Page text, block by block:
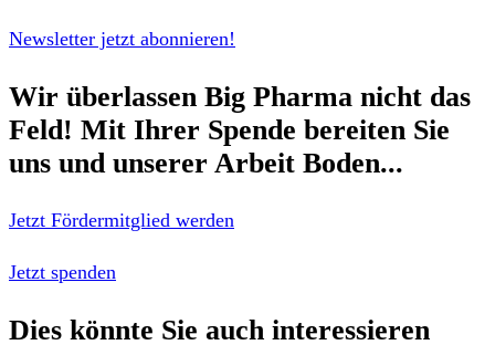
Newsletter jetzt abonnieren!
Wir überlassen Big Pharma nicht das
Feld! Mit Ihrer Spende bereiten Sie
uns und unserer Arbeit Boden...
Jetzt Fördermitglied werden
Jetzt spenden
Dies könnte Sie auch interessieren